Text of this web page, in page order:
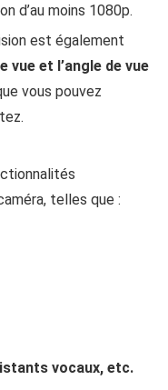
d’au moins 1080p.
est également
vue et l’angle de vue
vous pouvez
telles que :
vocaux, etc.